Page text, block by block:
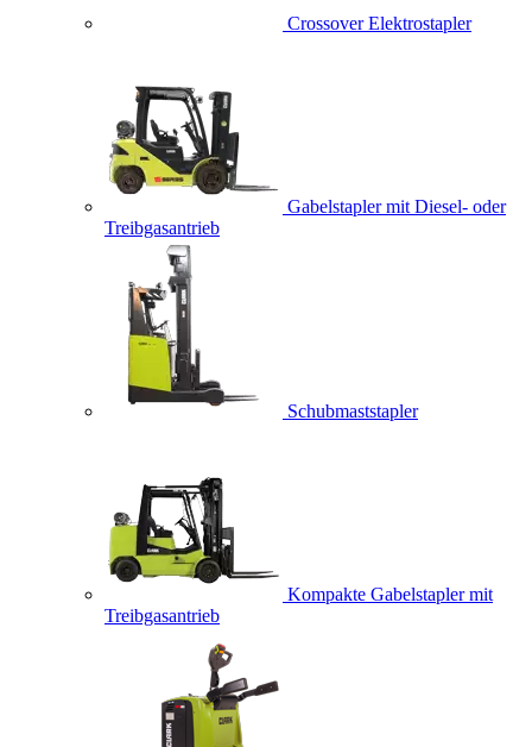
Crossover Elektrostapler
Gabelstapler mit Diesel- oder
Treibgasantrieb
Schubmaststapler
Kompakte Gabelstapler mit
Treibgasantrieb